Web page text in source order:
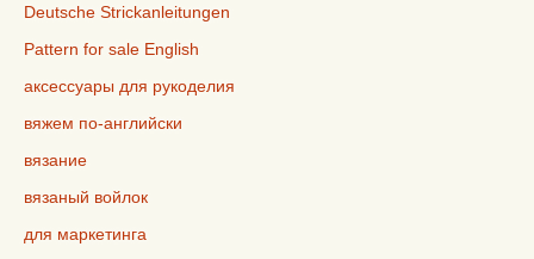
Deutsche Strickanleitungen
Pattern for sale English
аксессуары для рукоделия
вяжем по-английски
вязание
вязаный войлок
для маркетинга